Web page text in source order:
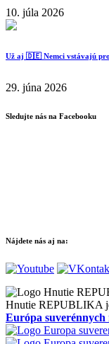
10. júla 2026
Už aj 🇩🇪 Nemci vstávajú
29. júna 2026
Sledujte nás na Facebooku
Nájdete nás aj na:
Hnutie REPUBLIKA
Európa suverénnych